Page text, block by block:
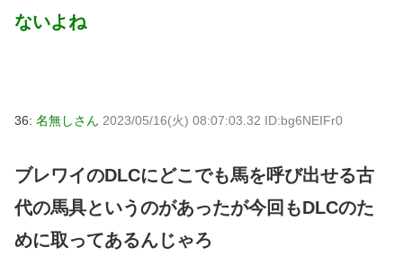
ないよね
36: 名無しさん 2023/05/16(火) 08:07:03.32 ID:bg6NEIFr0
ブレワイのDLCにどこでも馬を呼び出せる古
代の馬具というのがあったが今回もDLCのた
めに取ってあるんじゃろ